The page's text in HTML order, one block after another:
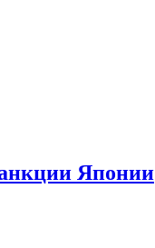
Японии